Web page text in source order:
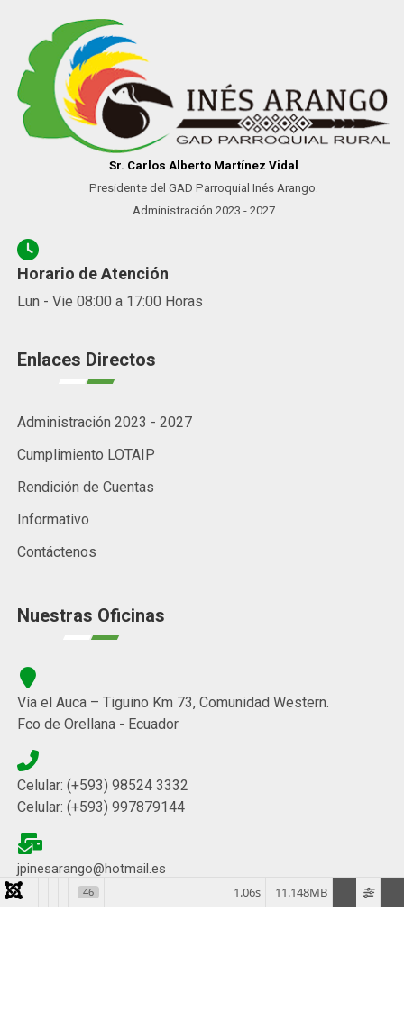
Sr. Carlos Alberto Martínez Vidal
Presidente del GAD Parroquial Inés Arango.
Administración 2023 - 2027
Horario de Atención
Lun - Vie 08:00 a 17:00 Horas
Enlaces Directos
Administración 2023 - 2027
Cumplimiento LOTAIP
Rendición de Cuentas
Informativo
Contáctenos
Nuestras Oficinas
Vía el Auca – Tiguino Km 73, Comunidad Western.
Fco de Orellana - Ecuador
Celular: (+593) 98524 3332
Celular: (+593) 997879144
jpinesarango@hotmail.es
46 11.148MB
1.06s